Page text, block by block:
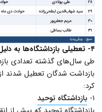
۴- تعطیلی بازداشتگاه‌ها به دلیل شکنجه
طی سال‌های گذشته تعدادی
بازداشت شدگان تعطیل شدند
کرد:
۱- بازداشتگاه توحید